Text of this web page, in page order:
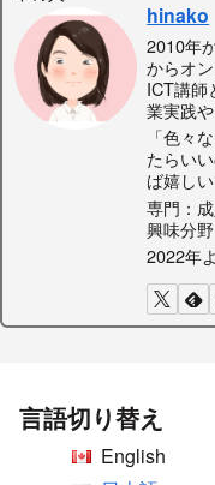
hinako
2010年
からオ
ICT講師
業実践
「色々
たらい
ば嬉しい
専門：
興味分
2022年
言語切り替え
English